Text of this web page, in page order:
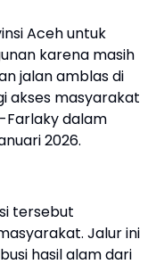
Aceh untuk
karena masih
jalan amblas di
akses masyarakat
Farlaky dalam
2026.
tersebut
Jalur ini
hasil alam dari